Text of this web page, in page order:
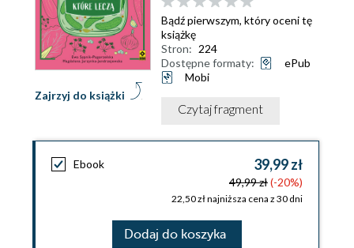
Zajrzyj do książki
Bądź pierwszym, który oceni tę
książkę
Stron: 224
Dostępne formaty:
ePub
Mobi
Czytaj fragment
Ebook 39,99 zł
49,99 zł(-20%)
22,50 zł najniższa cena z 30 dni
Dodaj do koszyka